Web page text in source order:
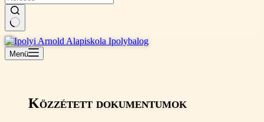
Nincs
találat
Menü
Közzétett dokumentumok